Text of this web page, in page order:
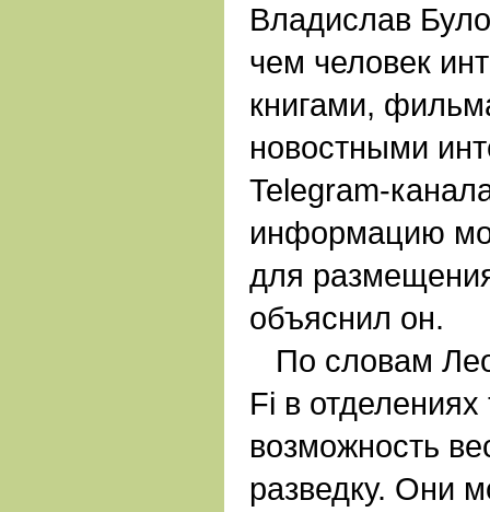
Владислав
чем человек
книгами,
новостными
Telegram-
информацию
для
объяснил он.
По словам
Fi в
возможность
разведку. Они